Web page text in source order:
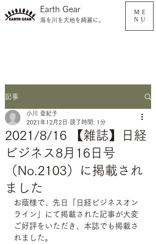
ME
NU
Earth Gear
海を川を大地を綺麗に。
記事
2021/8/16 【雑誌】日経
ビジネス8月16日号
（No.2103）に掲載され
ました
小川 登紀子
2021年12月2日 読了時間: 1分
お蔭様で、先日「日経ビジネスオン
ライン」にて掲載された記事が大変
ご好評をいただき、本誌でも掲載さ
れました。